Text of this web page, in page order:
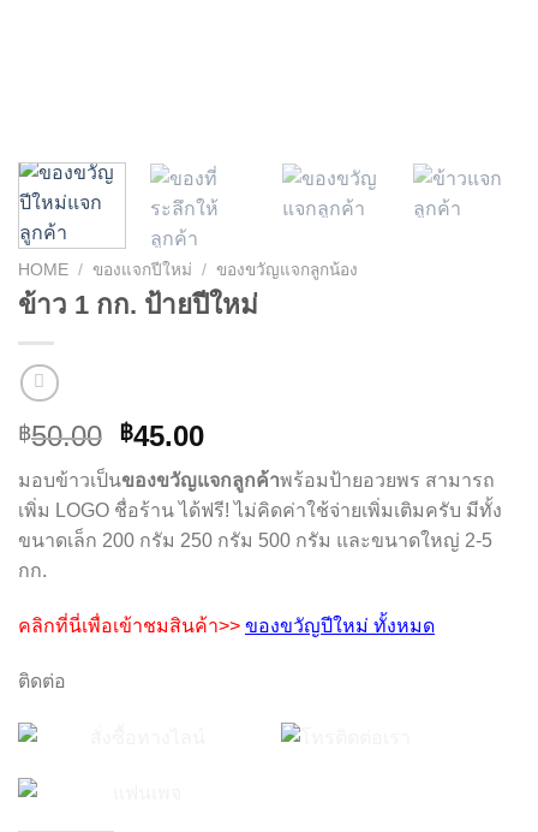
HOME / ของแจกปีใหม่ / ของขวัญแจกลูกน้อง
ข้าว 1 กก. ป้ายปีใหม่
฿50.00 Original
price
was:
฿50.00.
฿45.00Current
price
is:
฿45.00.
มอบข้าวเป็นของขวัญแจกลูกค้าพร้อมป้ายอวยพร สามารถ
เพิ่ม LOGO ชื่อร้าน ได้ฟรี! ไม่คิดค่าใช้จ่ายเพิ่มเติมครับ มีทั้ง
ขนาดเล็ก 200 กรัม 250 กรัม 500 กรัม และขนาดใหญ่ 2-5
กก.
คลิกที่นี่เพื่อเข้าชมสินค้า>> ของขวัญปีใหม่ ทั้งหมด
ติดต่อ